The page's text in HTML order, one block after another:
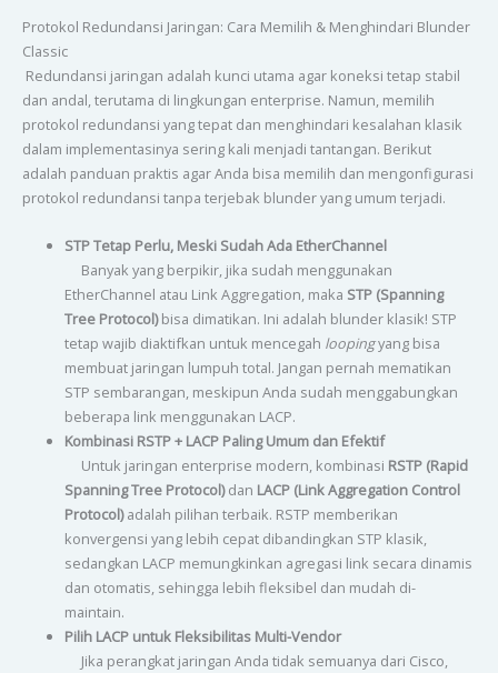
Protokol Redundansi Jaringan: Cara Memilih & Menghindari Blunder
Classic
Redundansi jaringan adalah kunci utama agar koneksi tetap stabil
dan andal, terutama di lingkungan enterprise. Namun, memilih
protokol redundansi yang tepat dan menghindari kesalahan klasik
dalam implementasinya sering kali menjadi tantangan. Berikut
adalah panduan praktis agar Anda bisa memilih dan mengonfigurasi
protokol redundansi tanpa terjebak blunder yang umum terjadi.
STP Tetap Perlu, Meski Sudah Ada EtherChannel
Banyak yang berpikir, jika sudah menggunakan
EtherChannel atau Link Aggregation, maka STP (Spanning
Tree Protocol)bisa dimatikan. Ini adalah blunder klasik! STP
tetap wajib diaktifkan untuk mencegah loopingyang bisa
membuat jaringan lumpuh total. Jangan pernah mematikan
STP sembarangan, meskipun Anda sudah menggabungkan
beberapa link menggunakan LACP.
Kombinasi RSTP + LACP Paling Umum dan Efektif
Untuk jaringan enterprise modern, kombinasi RSTP (Rapid
Spanning Tree Protocol)dan LACP (Link Aggregation Control
Protocol)adalah pilihan terbaik. RSTP memberikan
konvergensi yang lebih cepat dibandingkan STP klasik,
sedangkan LACP memungkinkan agregasi link secara dinamis
dan otomatis, sehingga lebih fleksibel dan mudah di-
maintain.
Pilih LACP untuk Fleksibilitas Multi-Vendor
Jika perangkat jaringan Anda tidak semuanya dari Cisco,